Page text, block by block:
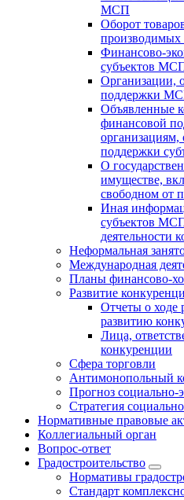
МСП
Оборот
Финансово-
субъектов
Организации,
поддержки
Объявленные
финансовой
поддержки
О
имуществе,
свободном от
Иная
субъектов
деятельности
Неформальная
Международная
Планы финансово-
Развитие
Отчеты о ходе
развитию
Лица,
конкуренции
Сфера торговли
Антимонопольный
Прогноз социально-
Стратегия
Нормативные правовые
Коллегиальный орган
Вопрос-ответ
Градостроительство
Нормативы
Стандарт